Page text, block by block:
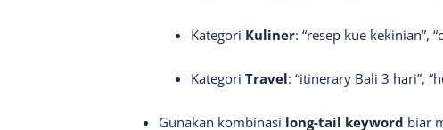
Kategori Kuliner: “resep kue kekinian”,
Kategori Travel: “itinerary Bali 3 hari”,
Gunakan kombinasi long-tail keyword biar